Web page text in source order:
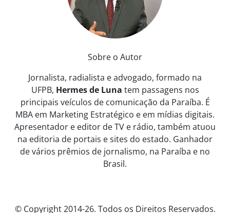
Sobre o Autor
Jornalista, radialista e advogado, formado na
UFPB, Hermes de Luna tem passagens nos
principais veículos de comunicação da Paraíba. É
MBA em Marketing Estratégico e em mídias digitais.
Apresentador e editor de TV e rádio, também atuou
na editoria de portais e sites do estado. Ganhador
de vários prêmios de jornalismo, na Paraíba e no
Brasil.
© Copyright 2014-26. Todos os Direitos Reservados.